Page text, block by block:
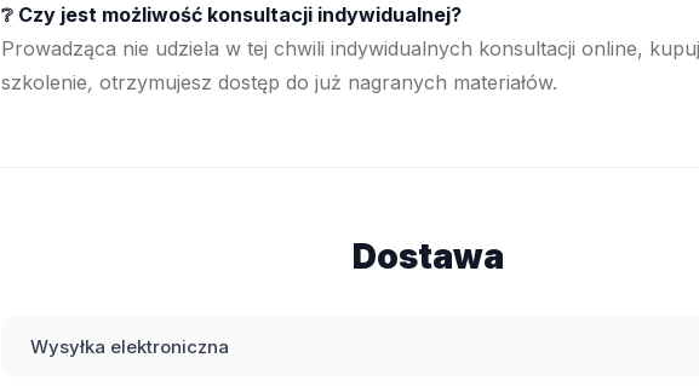
❔ Czy jest możliwość konsultacji indywidualnej?
Prowadząca nie udziela w tej chwili indywidualnych konsultacji online,
szkolenie, otrzymujesz dostęp do już nagranych materiałów.
Dostawa
Wysyłka elektroniczna